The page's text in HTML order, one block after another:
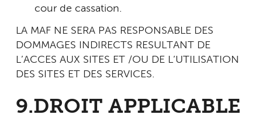
cour de cassation.
LA MAF NE SERA PAS RESPONSABLE DES
DOMMAGES INDIRECTS RESULTANT DE
L’ACCES AUX SITES ET /OU DE L’UTILISATION
DES SITES ET DES SERVICES.
9.DROIT APPLICABLE